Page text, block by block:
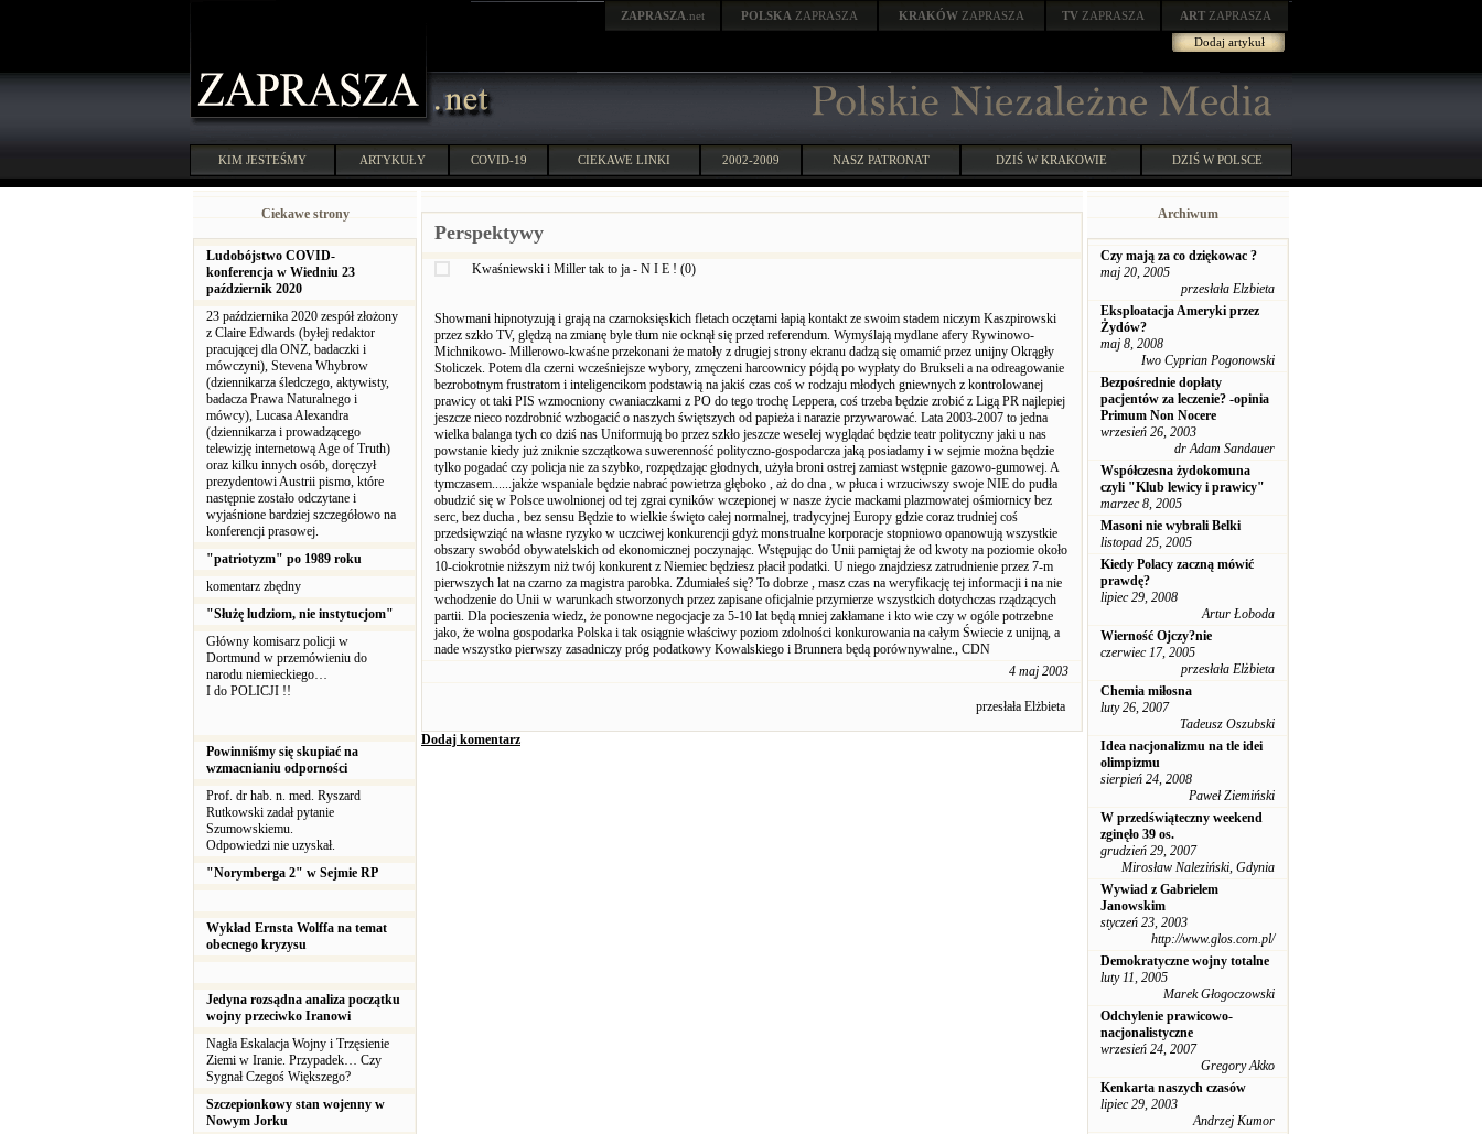
ZAPRASZA .net POLSKA ZAPRASZA KRAKÓW ZAPRASZA TV ZAPRASZA ART ZAPRASZA
Dodaj artykuł
KIM JESTEŚMY ARTYKUŁY COVID-19 CIEKAWE LINKI 2002-2009 NASZ PATRONAT DZIŚ W KRAKOWIE DZIŚ W POLSCE
Ciekawe strony
Ludobójstwo COVID-
konferencja w Wiedniu 23
październik 2020
23 października 2020 zespół złożony
z Claire Edwards (byłej redaktor
pracującej dla ONZ, badaczki i
mówczyni), Stevena Whybrow
(dziennikarza śledczego, aktywisty,
badacza Prawa Naturalnego i
mówcy), Lucasa Alexandra
(dziennikarza i prowadzącego
telewizję internetową Age of Truth)
oraz kilku innych osób, doręczył
prezydentowi Austrii pismo, które
następnie zostało odczytane i
wyjaśnione bardziej szczegółowo na
konferencji prasowej.
"patriotyzm" po 1989 roku
komentarz zbędny
"Służę ludziom, nie instytucjom"
Główny komisarz policji w
Dortmund w przemówieniu do
narodu niemieckiego…
I do POLICJI !!
Powinniśmy się skupiać na
wzmacnianiu odporności
Prof. dr hab. n. med. Ryszard
Rutkowski zadał pytanie
Szumowskiemu.
Odpowiedzi nie uzyskał.
"Norymberga 2" w Sejmie RP
Wykład Ernsta Wolffa na temat
obecnego kryzysu
Jedyna rozsądna analiza początku
wojny przeciwko Iranowi
Nagła Eskalacja Wojny i Trzęsienie
Ziemi w Iranie. Przypadek… Czy
Sygnał Czegoś Większego?
Szczepionkowy stan wojenny w
Nowym Jorku
Perspektywy
Kwaśniewski i Miller tak to ja - N I E ! (0)
Showmani hipnotyzują i grają na czarnoksięskich fletach oczętami łapią kontakt ze swoim stadem niczym Kaszpirowski
przez szkło TV, ględzą na zmianę byle tłum nie ocknął się przed referendum. Wymyślają mydlane afery Rywinowo-
Michnikowo- Millerowo-kwaśne przekonani że matoły z drugiej strony ekranu dadzą się omamić przez unijny Okrągły
Stoliczek. Potem dla czerni wcześniejsze wybory, zmęczeni harcownicy pójdą po wypłaty do Brukseli a na odreagowanie
bezrobotnym frustratom i inteligencikom podstawią na jakiś czas coś w rodzaju młodych gniewnych z kontrolowanej
prawicy ot taki PIS wzmocniony cwaniaczkami z PO do tego trochę Leppera, coś trzeba będzie zrobić z Ligą PR najlepiej
jeszcze nieco rozdrobnić wzbogacić o naszych świętszych od papieża i narazie przywarować. Lata 2003-2007 to jedna
wielka balanga tych co dziś nas Uniformują bo przez szkło jeszcze weselej wyglądać będzie teatr polityczny jaki u nas
powstanie kiedy już zniknie szczątkowa suwerenność polityczno-gospodarcza jaką posiadamy i w sejmie można będzie
tylko pogadać czy policja nie za szybko, rozpędzając głodnych, użyła broni ostrej zamiast wstępnie gazowo-gumowej. A
tymczasem......jakże wspaniale będzie nabrać powietrza głęboko , aż do dna , w płuca i wrzuciwszy swoje NIE do pudła
obudzić się w Polsce uwolnionej od tej zgrai cyników wczepionej w nasze życie mackami plazmowatej ośmiornicy bez
serc, bez ducha , bez sensu Będzie to wielkie święto całej normalnej, tradycyjnej Europy gdzie coraz trudniej coś
przedsięwziąć na własne ryzyko w uczciwej konkurencji gdyż monstrualne korporacje stopniowo opanowują wszystkie
obszary swobód obywatelskich od ekonomicznej poczynając. Wstępując do Unii pamiętaj że od kwoty na poziomie około
10-ciokrotnie niższym niż twój konkurent z Niemiec będziesz płacił podatki. U niego znajdziesz zatrudnienie przez 7-m
pierwszych lat na czarno za magistra parobka. Zdumiałeś się? To dobrze , masz czas na weryfikację tej informacji i na nie
wchodzenie do Unii w warunkach stworzonych przez zapisane oficjalnie przymierze wszystkich dotychczas rządzących
partii. Dla pocieszenia wiedz, że ponowne negocjacje za 5-10 lat będą mniej zakłamane i kto wie czy w ogóle potrzebne
jako, że wolna gospodarka Polska i tak osiągnie właściwy poziom zdolności konkurowania na całym Świecie z unijną, a
nade wszystko pierwszy zasadniczy próg podatkowy Kowalskiego i Brunnera będą porównywalne., CDN
4 maj 2003
przesłała Elżbieta
Dodaj komentarz
Archiwum
Czy mają za co dziękowac ?
maj 20, 2005
przesłała Elzbieta
Eksploatacja Ameryki przez
Żydów?
maj 8, 2008
Iwo Cyprian Pogonowski
Bezpośrednie dopłaty
pacjentów za leczenie? -opinia
Primum Non Nocere
wrzesień 26, 2003
dr Adam Sandauer
Współczesna żydokomuna
czyli "Klub lewicy i prawicy"
marzec 8, 2005
Masoni nie wybrali Belki
listopad 25, 2005
Kiedy Polacy zaczną mówić
prawdę?
lipiec 29, 2008
Artur Łoboda
Wierność Ojczy?nie
czerwiec 17, 2005
przesłała Elżbieta
Chemia miłosna
luty 26, 2007
Tadeusz Oszubski
Idea nacjonalizmu na tle idei
olimpizmu
sierpień 24, 2008
Paweł Ziemiński
W przedświąteczny weekend
zginęło 39 os.
grudzień 29, 2007
Mirosław Naleziński, Gdynia
Wywiad z Gabrielem
Janowskim
styczeń 23, 2003
http://www.glos.com.pl/
Demokratyczne wojny totalne
luty 11, 2005
Marek Głogoczowski
Odchylenie prawicowo-
nacjonalistyczne
wrzesień 24, 2007
Gregory Akko
Kenkarta naszych czasów
lipiec 29, 2003
Andrzej Kumor